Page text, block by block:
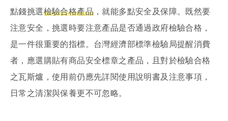
點錢挑選檢驗合格產品 ，就能多點安全及保障。既然要
注意安全，挑選時要注意產品是否通過政府檢驗合格，
是一件很重要的指標。台灣經濟部標準檢驗局提醒消費
者，應選購貼有商品安全標章之產品，且對於檢驗合格
之瓦斯爐，使用前仍應先詳閱使用說明書及注意事項，
日常之清潔與保養更不可忽略。